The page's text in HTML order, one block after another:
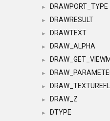
► DRAWPORT_TYPE
► DRAWRESULT
► DRAWTEXT
► DRAW_ALPHA
►
►
►
► DRAW_Z
► DTYPE